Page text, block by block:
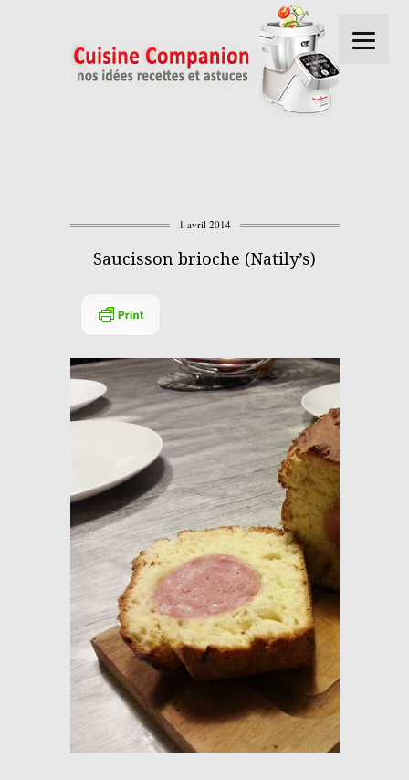
1 avril 2014
Saucisson brioche (Natily’s)